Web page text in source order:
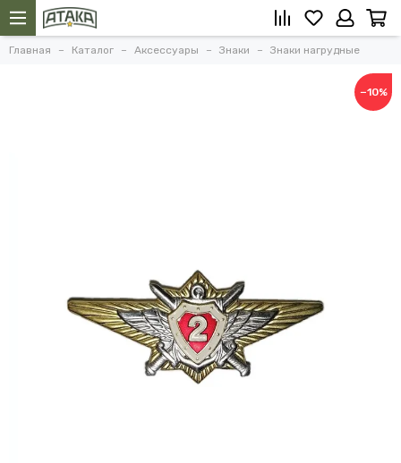
Главная Каталог Аксессуары Знаки Знаки нагрудные
−10%